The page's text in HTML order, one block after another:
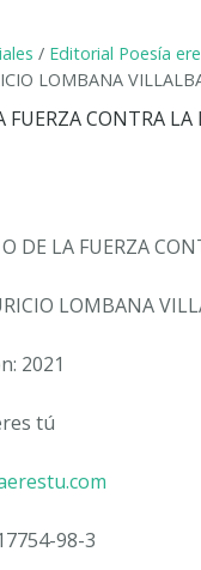
/ Editorial Poesía
LOMBANA
FUERZA CONTRA
DE LA FUERZA
LOMBANA
2021
tú
98-3